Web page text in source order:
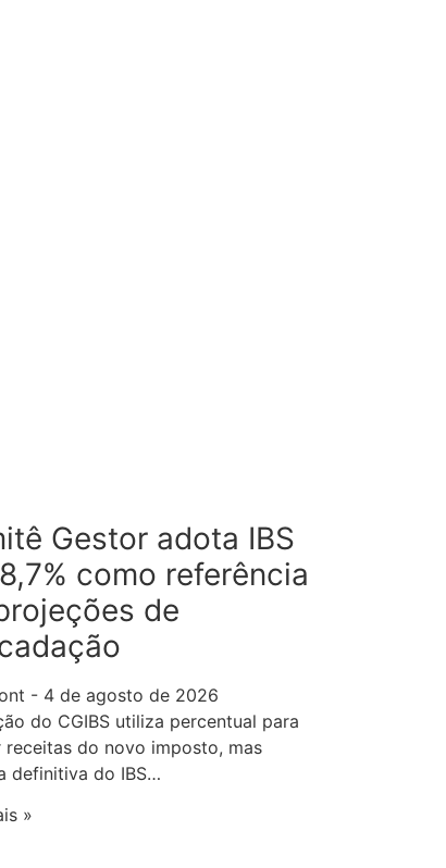
Gestor adota IBS
como referência
de
4 de agosto de 2026
do CGIBS utiliza percentual para
receitas do novo imposto, mas
definitiva do IBS…
»